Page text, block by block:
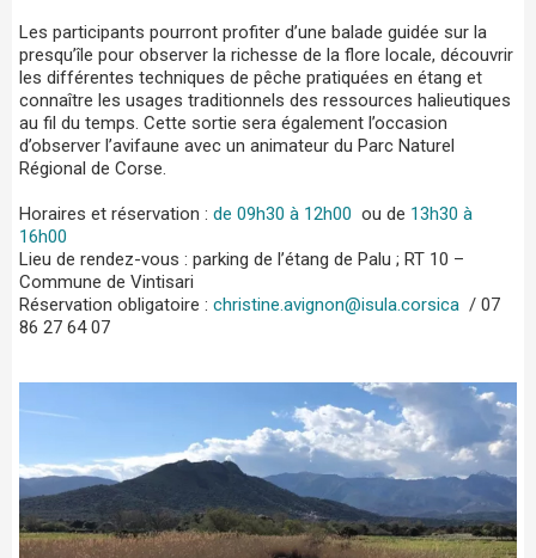
Les participants pourront profiter d’une balade guidée sur la
presqu’île pour observer la richesse de la flore locale, découvrir
les différentes techniques de pêche pratiquées en étang et
connaître les usages traditionnels des ressources halieutiques
au fil du temps. Cette sortie sera également l’occasion
d’observer l’avifaune avec un animateur du Parc Naturel
Régional de Corse.
Horaires et réservation : de 09h30 à 12h00 ou de 13h30 à
16h00
Lieu de rendez-vous : parking de l’étang de Palu ; RT 10 –
Commune de Vintisari
Réservation obligatoire : christine.avignon@isula.corsica / 07
86 27 64 07